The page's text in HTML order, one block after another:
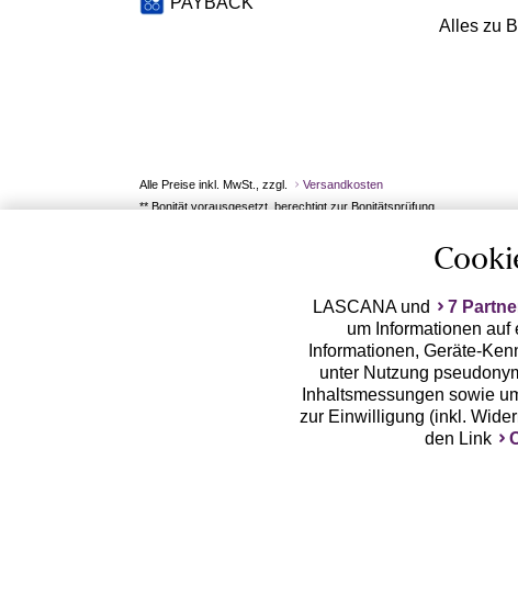
Alles zu
Alle Preise inkl. MwSt., zzgl.
Versandkosten
** Bonität vorausgesetzt, berechtigt zur Bonitätsprüfung
LASCANA und 7
um Informationen
Informationen, Geräte-
unter Nutzung
Inhaltsmessungen sowie
zur Einwilligung (inkl.
den Link
LASCANA arbeitet mit
von uns übermittelten
Erhebung der